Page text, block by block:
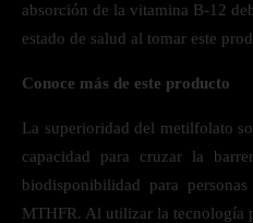
absorción de la vitamina B-12
estado de salud al tomar este
Conoce más de este producto
La superioridad del metilfolato
capacidad para cruzar la
biodisponibilidad para
MTHFR. Al utilizar la